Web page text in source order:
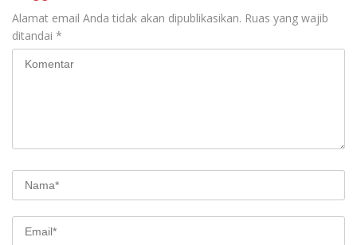
Alamat email Anda tidak akan dipublikasikan. Ruas yang wajib
ditandai *